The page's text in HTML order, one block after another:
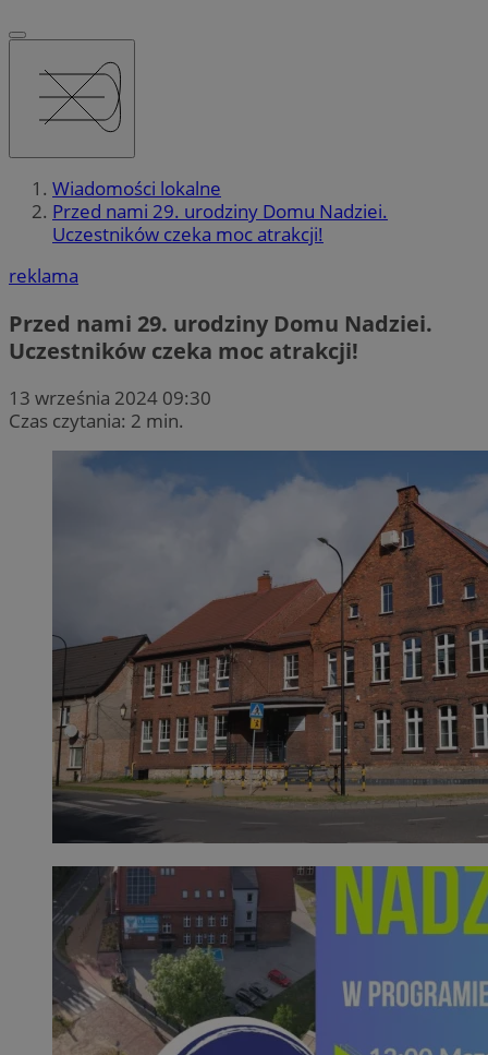
Wiadomości lokalne
Przed nami 29. urodziny Domu Nadziei.
Uczestników czeka moc atrakcji!
reklama
Przed nami 29. urodziny Domu Nadziei.
Uczestników czeka moc atrakcji!
13 września 2024 09:30
Czas czytania: 2 min.